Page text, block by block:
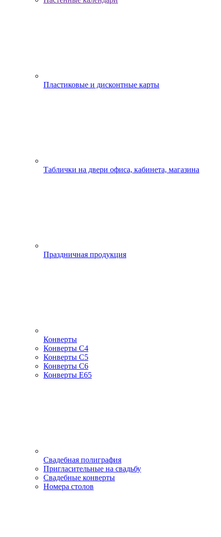
Пластиковые и дисконтные карты
Таблички на двери офиса, кабинета, магазина
Праздничная продукция
Конверты
Конверты С4
Конверты С5
Конверты С6
Конверты Е65
Свадебная полиграфия
Пригласительные на свадьбу
Свадебные конверты
Номера столов